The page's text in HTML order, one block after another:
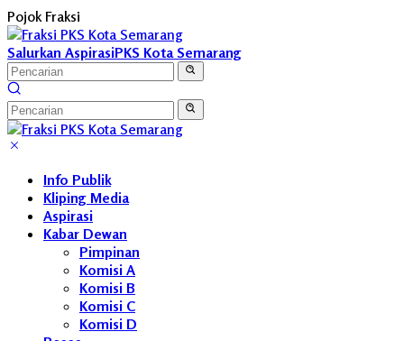
Langsung
ke
konten
Pojok Fraksi
Salurkan AspirasiPKS Kota Semarang
Info Publik
Kliping Media
Aspirasi
Kabar Dewan
Pimpinan
Komisi A
Komisi B
Komisi C
Komisi D